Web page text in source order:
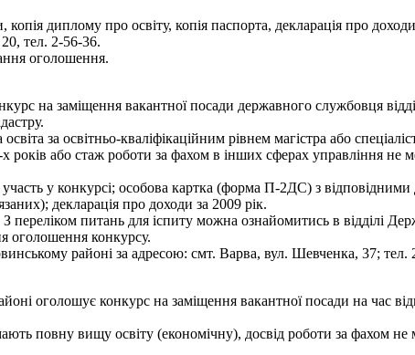
диплому про освіту, копія паспорта, декларація про
тел. 2-56-36.
оголошення.
на заміщення вакантної посади державного службовця
за освітньо-кваліфікаційним рівнем магістра або
років або стаж роботи за фахом в інших сферах управління не
участь у конкурсі; особова картка (форма П-2ДС) з
декларація про доходи за 2009 рік.
переліком питань для іспиту можна ознайомитись в відділі
оголошення конкурсу.
районі за адресою: смт. Варва, вул. Шевченка, 37; тел.
оголошує конкурс на заміщення вакантної посади на час
повну вищу освіту (економічну), досвід роботи за фахом